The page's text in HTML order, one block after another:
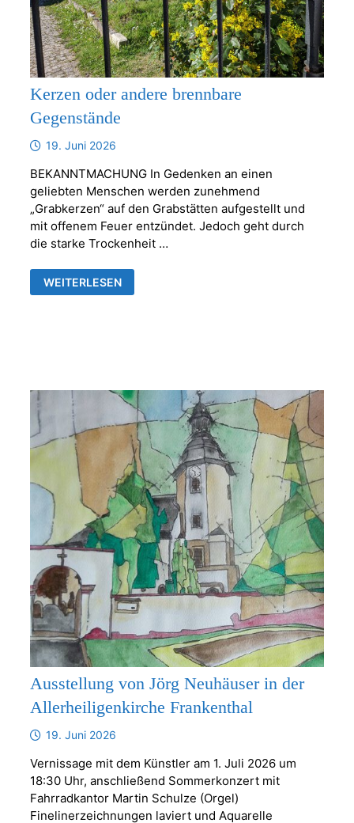
Kerzen oder andere brennbare
Gegenstände
19. Juni 2026
BEKANNTMACHUNG In Gedenken an einen
geliebten Menschen werden zunehmend
„Grabkerzen“ auf den Grabstätten aufgestellt und
mit offenem Feuer entzündet. Jedoch geht durch
die starke Trockenheit …
KERZEN
ODER
WEITERLESEN
Ausstellung von Jörg Neuhäuser in der
Allerheiligenkirche Frankenthal
19. Juni 2026
Vernissage mit dem Künstler am 1. Juli 2026 um
18:30 Uhr, anschließend Sommerkonzert mit
Fahrradkantor Martin Schulze (Orgel)
Finelinerzeichnungen laviert und Aquarelle